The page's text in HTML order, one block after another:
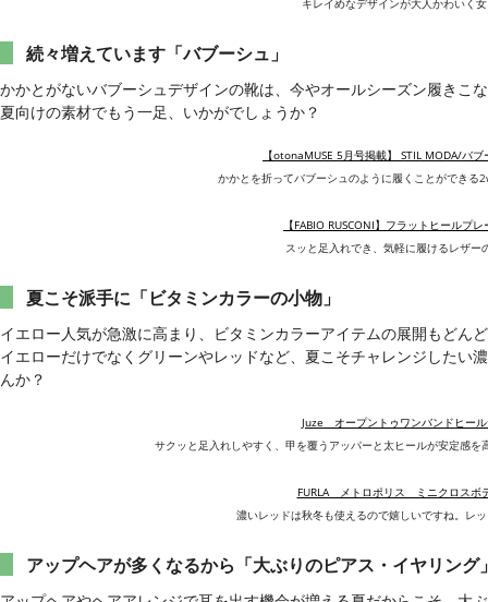
キレイめなデザインが大人かわいく
続々増えています「バブーシュ」
かかとがないバブーシュデザインの靴は、今やオールシーズン履きこ
夏向けの素材でもう一足、いかがでしょうか？
【otonaMUSE 5月号掲載】 STIL MODA/バ
かかとを折ってバブーシュのように履くことができる
【FABIO RUSCONI】フラットヒールプ
スッと足入れでき、気軽に履けるレザー
夏こそ派手に「ビタミンカラーの小物」
イエロー人気が急激に高まり、ビタミンカラーアイテムの展開もどん
イエローだけでなくグリーンやレッドなど、夏こそチャレンジしたい
んか？
Juze オープントゥワンバンドヒー
サクッと足入れしやすく、甲を覆うアッパーと太ヒールが安定感
FURLA メトロポリス ミニクロスボ
濃いレッドは秋冬も使えるので嬉しいですね。レ
アップヘアが多くなるから「大ぶりのピアス・イヤリング